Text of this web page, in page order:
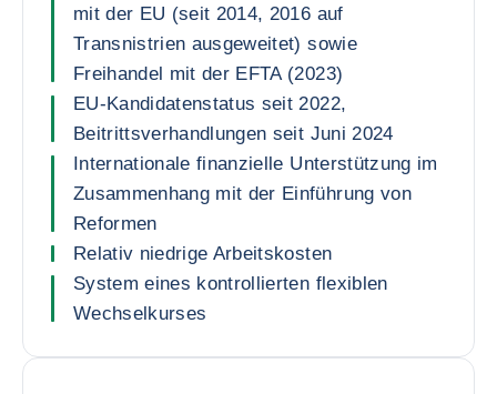
mit der EU (seit 2014, 2016 auf
Transnistrien ausgeweitet) sowie
Freihandel mit der EFTA (2023)
EU-Kandidatenstatus seit 2022,
Beitrittsverhandlungen seit Juni 2024
Internationale finanzielle Unterstützung im
Zusammenhang mit der Einführung von
Reformen
Relativ niedrige Arbeitskosten
System eines kontrollierten flexiblen
Wechselkurses